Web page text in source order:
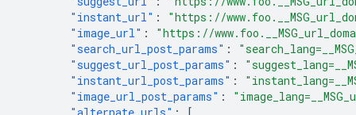
"instant_url" :
"https://
"image_url" :
"https://
"search_url_post_params" :
"suggest_url_post_params" :
"instant_url_post_params" :
"image_url_post_params" :